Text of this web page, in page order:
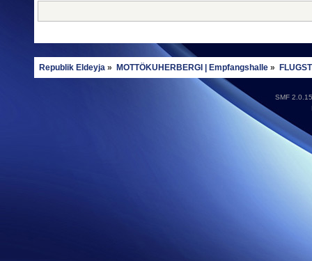
Republik Eldeyja » MOTTÖKUHERBERGI | Empfangshalle»
SMF 2.0.15